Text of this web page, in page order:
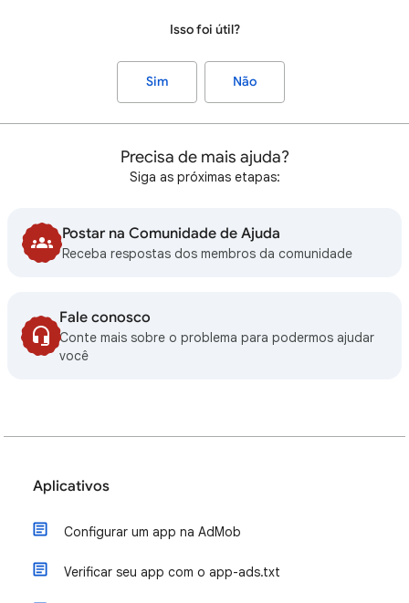
Isso foi útil?
Sim Não
Precisa de mais ajuda?
Siga as próximas etapas:
Postar na Comunidade de Ajuda
Receba respostas dos membros da comunidade
Fale conosco
Conte mais sobre o problema para podermos ajudar
você
Aplicativos
Configurar um app na AdMob
Verificar seu app com o app-ads.txt